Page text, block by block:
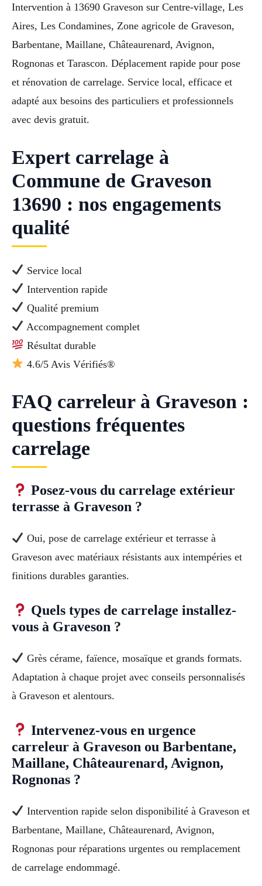
Intervention à 13690 Graveson sur Centre-village, Les
Aires, Les Condamines, Zone agricole de Graveson,
Barbentane, Maillane, Châteaurenard, Avignon,
Rognonas et Tarascon. Déplacement rapide pour pose
et rénovation de carrelage. Service local, efficace et
adapté aux besoins des particuliers et professionnels
avec devis gratuit.
Expert carrelage à
Commune de Graveson
13690 : nos engagements
qualité
Service local
Intervention rapide
Qualité premium
Accompagnement complet
Résultat durable
4.6/5 Avis Vérifiés®
FAQ carreleur à Graveson :
questions fréquentes
carrelage
Posez-vous du carrelage extérieur
terrasse à Graveson ?
Oui, pose de carrelage extérieur et terrasse à
Graveson avec matériaux résistants aux intempéries et
finitions durables garanties.
Quels types de carrelage installez-
vous à Graveson ?
Grès cérame, faïence, mosaïque et grands formats.
Adaptation à chaque projet avec conseils personnalisés
à Graveson et alentours.
Intervenez-vous en urgence
carreleur à Graveson ou Barbentane,
Maillane, Châteaurenard, Avignon,
Rognonas ?
Intervention rapide selon disponibilité à Graveson et
Barbentane, Maillane, Châteaurenard, Avignon,
Rognonas pour réparations urgentes ou remplacement
de carrelage endommagé.